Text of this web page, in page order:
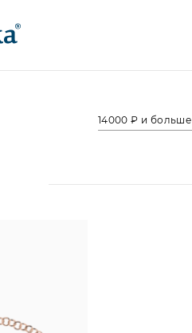
14000 ₽ и больше